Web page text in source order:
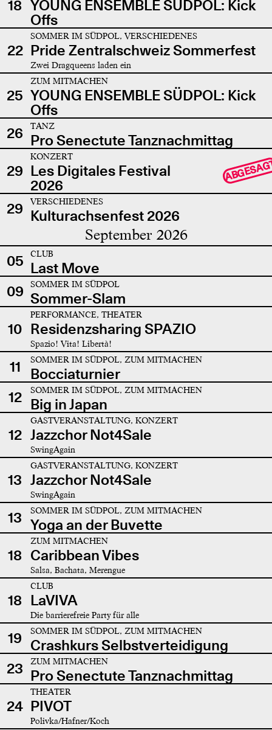
18 YOUNG ENSEMBLE SÜDPOL: Kick
Offs
22
SOMMER IM SÜDPOL, VERSCHIEDENES
Pride Zentralschweiz Sommerfest
Zwei Dragqueens laden ein
25
ZUM MITMACHEN
YOUNG ENSEMBLE SÜDPOL: Kick
Offs
26
TANZ
Pro Senectute Tanznachmittag
29
KONZERT
Les Digitales Festival
2026
29 VERSCHIEDENES
Kulturachsenfest 2026
September 2026
05 CLUB
Last Move
09
SOMMER IM SÜDPOL
Sommer-Slam
10
PERFORMANCE, THEATER
Residenzsharing SPAZIO
Spazio! Vita! Libertà!
11 SOMMER IM SÜDPOL, ZUM MITMACHEN
Bocciaturnier
12
SOMMER IM SÜDPOL, ZUM MITMACHEN
Big in Japan
12
GASTVERANSTALTUNG, KONZERT
Jazzchor Not4Sale
SwingAgain
13
GASTVERANSTALTUNG, KONZERT
Jazzchor Not4Sale
SwingAgain
13 SOMMER IM SÜDPOL, ZUM MITMACHEN
Yoga an der Buvette
18
ZUM MITMACHEN
Caribbean Vibes
Salsa, Bachata, Merengue
18
CLUB
LaVIVA
Die barrierefreie Party für alle
19 SOMMER IM SÜDPOL, ZUM MITMACHEN
Crashkurs Selbstverteidigung
23
ZUM MITMACHEN
Pro Senectute Tanznachmittag
24
THEATER
PIVOT
Polivka/Hafner/Koch